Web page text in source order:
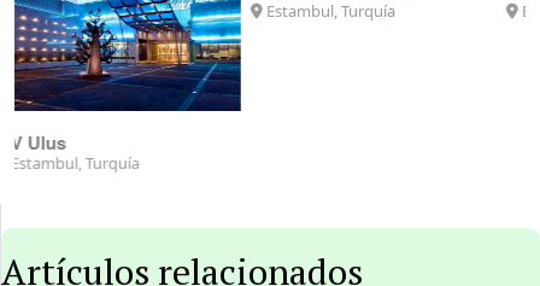
LOKMAN HEKIM...
Estambul, Turquía
Artículos relacionados